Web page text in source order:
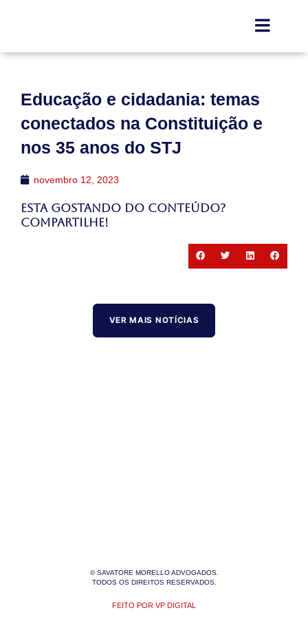
Educação e cidadania: temas
conectados na Constituição e
nos 35 anos do STJ
novembro 12, 2023
Esta gostando do conteúdo?
Compartilhe!
VER MAIS NOTÍCIAS
© SAVATORE MORELLO ADVOGADOS.
TODOS OS DIREITOS RESERVADOS.
FEITO POR VP DIGITAL